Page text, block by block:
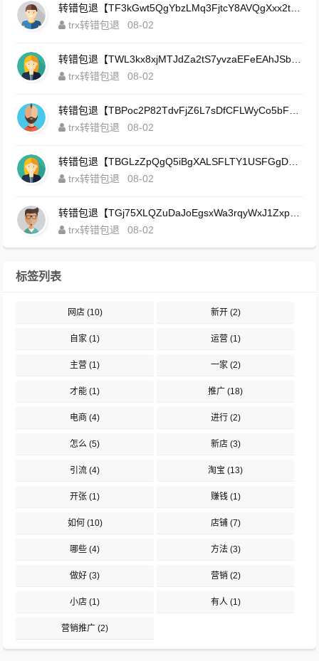
trx转错包退
08-02
trx转错包退
08-02
trx转错包退
08-02
trx转错包退
08-02
trx转错包退
08-02
标签列表
网店(10) 新开(2)
自家 (1) 运营 (1)
主营 (1) 一家(2)
才能 (1) 推广 (18)
电商 (4) 进行(2)
怎么 (5) 新店(3)
引流 (4) 淘宝 (13)
开张 (1) 赚钱(1)
如何 (10) 店铺(7)
哪些 (4) 方法(3)
做好 (3) 营销 (2)
小店 (1) 有人(1)
营销推广 (2)